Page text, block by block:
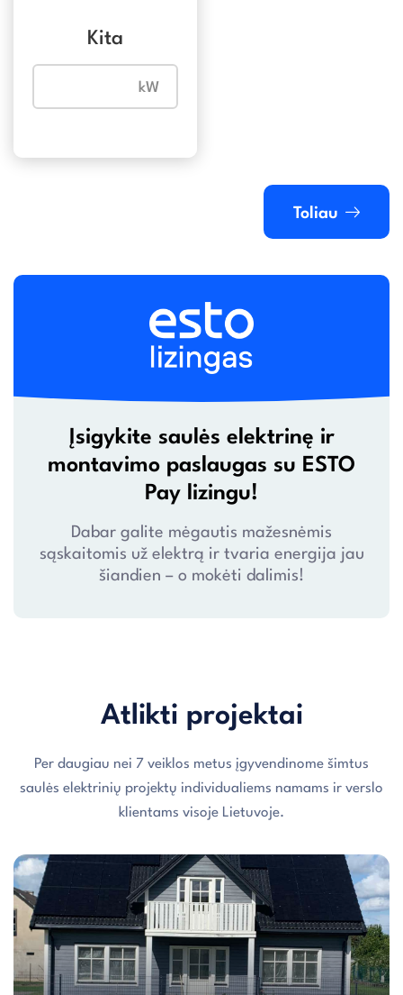
Kita
Toliau
Įsigykite saulės elektrinę ir
montavimo paslaugas su ESTO
Pay lizingu!
Dabar galite mėgautis mažesnėmis
sąskaitomis už elektrą ir tvaria energija jau
šiandien – o mokėti dalimis!
Atlikti projektai
Per daugiau nei 7 veiklos metus įgyvendinome šimtus
saulės elektrinių projektų individualiems namams ir verslo
klientams visoje Lietuvoje.